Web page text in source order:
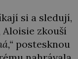
si a sledují,
Aloisie zkouší
postesknou